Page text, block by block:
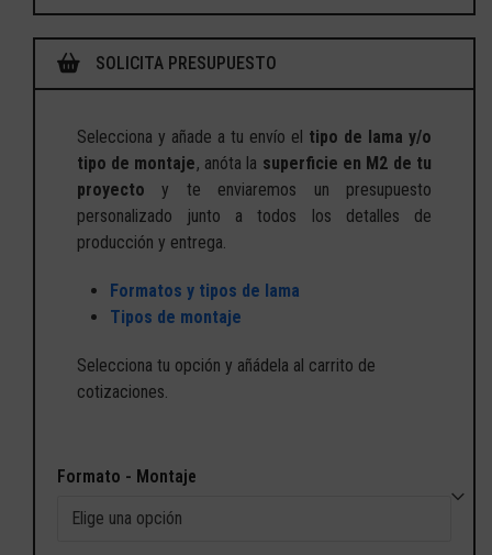
SOLICITA PRESUPUESTO
Selecciona y añade a tu envío el tipo de lama y/o
tipo de montaje, anóta la superficie en M2 de tu
proyecto y te enviaremos un presupuesto
personalizado junto a todos los detalles de
producción y entrega.
Formatos y tipos de lama
Tipos de montaje
Selecciona tu opción y añádela al carrito de
cotizaciones.
Formato - Montaje